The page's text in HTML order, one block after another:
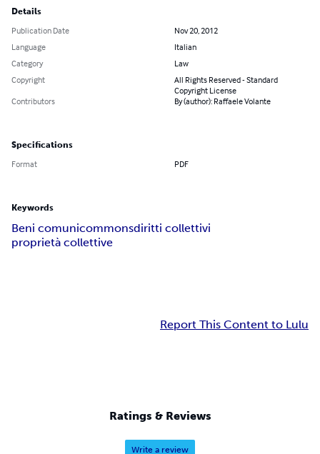
Details
Publication Date
Nov 20, 2012
Language
Italian
Category
Law
Copyright
All Rights Reserved - Standard
Copyright License
Contributors
By (author): Raffaele Volante
Specifications
Format PDF
Keywords
Beni comunicommonsdiritti collettivi
proprietà collettive
Report This Content to Lulu
Ratings & Reviews
Write a review